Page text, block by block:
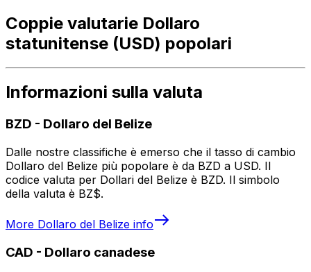
Coppie valutarie Dollaro
statunitense (USD) popolari
Informazioni sulla valuta
BZD - Dollaro del Belize
Dalle nostre classifiche è emerso che il tasso di cambio
Dollaro del Belize più popolare è da BZD a USD. Il
codice valuta per Dollari del Belize è BZD. Il simbolo
della valuta è BZ$.
More Dollaro del Belize info
CAD - Dollaro canadese